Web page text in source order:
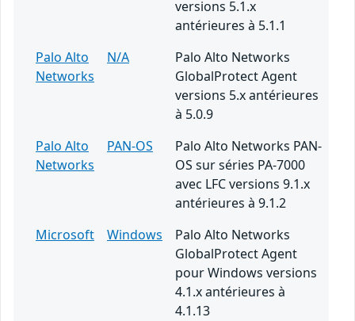
versions 5.1.x
antérieures à 5.1.1
Palo Alto
Networks
N/A
Palo Alto Networks
GlobalProtect Agent
versions 5.x antérieures
à 5.0.9
Palo Alto
Networks
PAN-OS
Palo Alto Networks PAN-
OS sur séries PA-7000
avec LFC versions 9.1.x
antérieures à 9.1.2
Microsoft
Windows
Palo Alto Networks
GlobalProtect Agent
pour Windows versions
4.1.x antérieures à
4.1.13